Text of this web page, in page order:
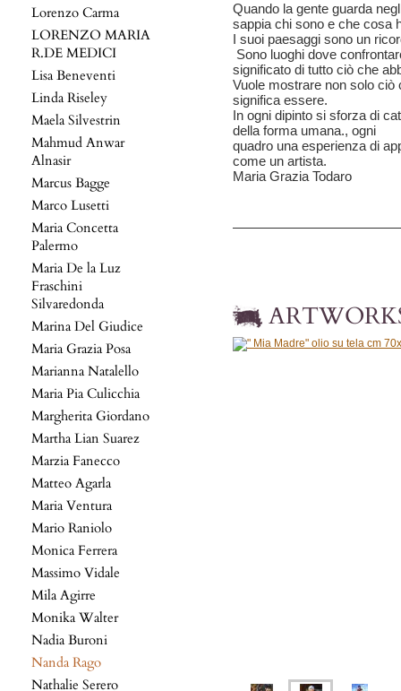
Lorenzo Carma
LORENZO MARIA
R.DE MEDICI
Lisa Beneventi
Linda Riseley
Maela Silvestrin
Mahmud Anwar
Alnasir
Marcus Bagge
Marco Lusetti
Maria Concetta
Palermo
Maria De la Luz
Fraschini
Silvaredonda
Marina Del Giudice
Maria Grazia Posa
Marianna Natalello
Maria Pia Culicchia
Margherita Giordano
Martha Lian Suarez
Marzia Fanecco
Matteo Agarla
Maria Ventura
Mario Raniolo
Monica Ferrera
Massimo Vidale
Mila Agirre
Monika Walter
Nadia Buroni
Nanda Rago
Nathalie Serero
Quando la gente guarda
sappia chi sono e che cosa
I suoi paesaggi sono un
Sono luoghi dove
significato di tutto ciò che
Vuole mostrare non solo
significa essere.
In ogni dipinto si sforza di
della forma umana., ogni
quadro una esperienza di
come un artista.
Maria Grazia Todaro